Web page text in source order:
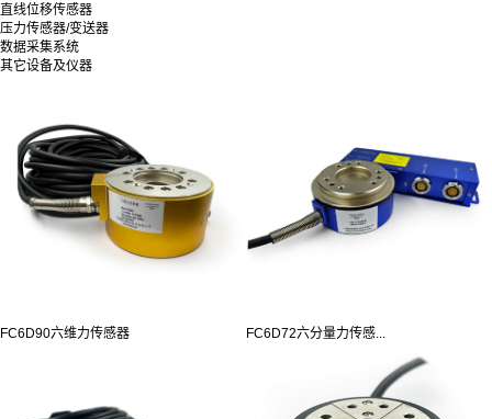
直线位移传感器
压力传感器/变送器
数据采集系统
其它设备及仪器
FC6D90六维力传感器 FC6D72六分量力传感...